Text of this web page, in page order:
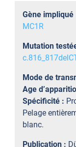
Gène impliqué
MC1R
Mutation
Mode de
Age
Spécificité :
Pelage
blanc.
Publication :